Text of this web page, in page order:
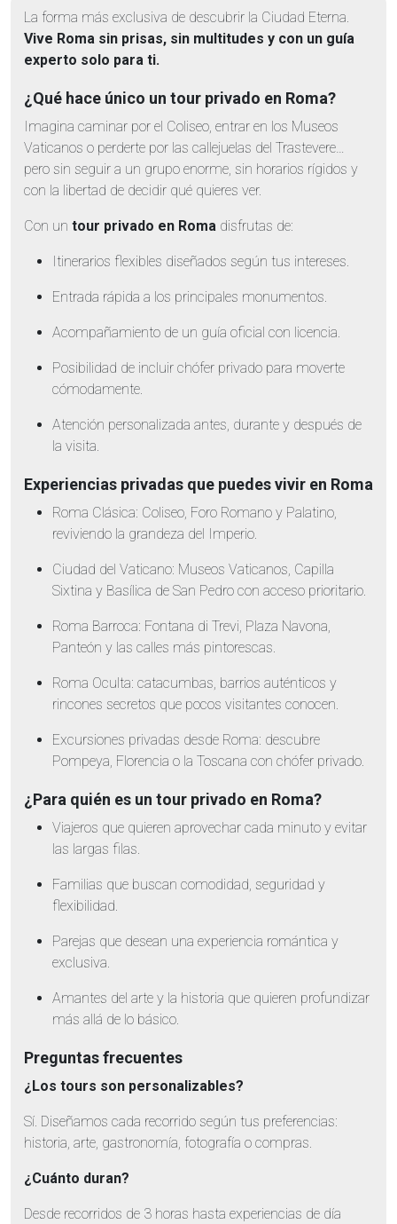
La forma más exclusiva de descubrir la Ciudad Eterna.
Vive Roma sin prisas, sin multitudes y con un guía
experto solo para ti.
¿Qué hace único un tour privado en Roma?
Imagina caminar por el Coliseo, entrar en los Museos
Vaticanos o perderte por las callejuelas del Trastevere…
pero sin seguir a un grupo enorme, sin horarios rígidos y
con la libertad de decidir qué quieres ver.
Con un tour privado en Roma disfrutas de:
Itinerarios flexibles diseñados según tus intereses.
Entrada rápida a los principales monumentos.
Acompañamiento de un guía oficial con licencia.
Posibilidad de incluir chófer privado para moverte
cómodamente.
Atención personalizada antes, durante y después de
la visita.
Experiencias privadas que puedes vivir en Roma
Roma Clásica: Coliseo, Foro Romano y Palatino,
reviviendo la grandeza del Imperio.
Ciudad del Vaticano: Museos Vaticanos, Capilla
Sixtina y Basílica de San Pedro con acceso prioritario.
Roma Barroca: Fontana di Trevi, Plaza Navona,
Panteón y las calles más pintorescas.
Roma Oculta: catacumbas, barrios auténticos y
rincones secretos que pocos visitantes conocen.
Excursiones privadas desde Roma: descubre
Pompeya, Florencia o la Toscana con chófer privado.
¿Para quién es un tour privado en Roma?
Viajeros que quieren aprovechar cada minuto y evitar
las largas filas.
Familias que buscan comodidad, seguridad y
flexibilidad.
Parejas que desean una experiencia romántica y
exclusiva.
Amantes del arte y la historia que quieren profundizar
más allá de lo básico.
Preguntas frecuentes
¿Los tours son personalizables?
Sí. Diseñamos cada recorrido según tus preferencias:
historia, arte, gastronomía, fotografía o compras.
¿Cuánto duran?
Desde recorridos de 3 horas hasta experiencias de día